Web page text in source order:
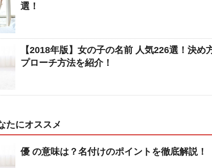
選！
【2018年版】女の子の名前 人気226選！決め
プローチ方法を紹介！
たにオススメ
優 の意味は？名付けのポイントを徹底解説！